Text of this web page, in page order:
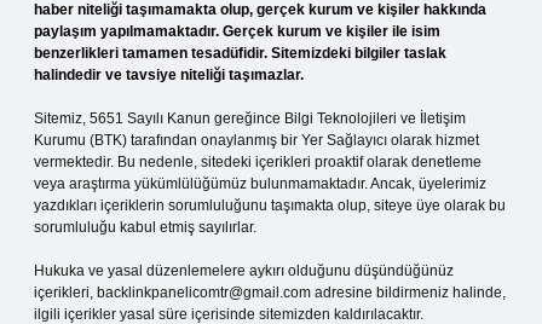
haber niteliği taşımamakta olup, gerçek kurum ve kişiler hakkında
paylaşım yapılmamaktadır. Gerçek kurum ve kişiler ile isim
benzerlikleri tamamen tesadüfidir. Sitemizdeki bilgiler taslak
halindedir ve tavsiye niteliği taşımazlar.
Sitemiz, 5651 Sayılı Kanun gereğince Bilgi Teknolojileri ve İletişim
Kurumu (BTK) tarafından onaylanmış bir Yer Sağlayıcı olarak hizmet
vermektedir. Bu nedenle, sitedeki içerikleri proaktif olarak denetleme
veya araştırma yükümlülüğümüz bulunmamaktadır. Ancak, üyelerimiz
yazdıkları içeriklerin sorumluluğunu taşımakta olup, siteye üye olarak bu
sorumluluğu kabul etmiş sayılırlar.
Hukuka ve yasal düzenlemelere aykırı olduğunu düşündüğünüz
içerikleri, backlinkpanelicomtr@gmail.com adresine bildirmeniz halinde,
ilgili içerikler yasal süre içerisinde sitemizden kaldırılacaktır.